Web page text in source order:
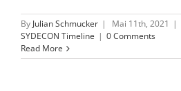
By Julian Schmucker | Mai 11th, 2021 |
SYDECON Timeline | 0 Comments
Read More